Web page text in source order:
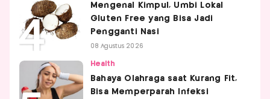
Mengenal Kimpul, Umbi Lokal
Gluten Free yang Bisa Jadi
Pengganti Nasi
08 Agustus 2026
Health
Bahaya Olahraga saat Kurang Fit,
Bisa Memperparah Infeksi